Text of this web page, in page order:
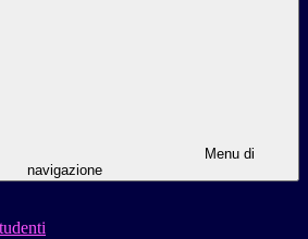
Menu di
navigazione